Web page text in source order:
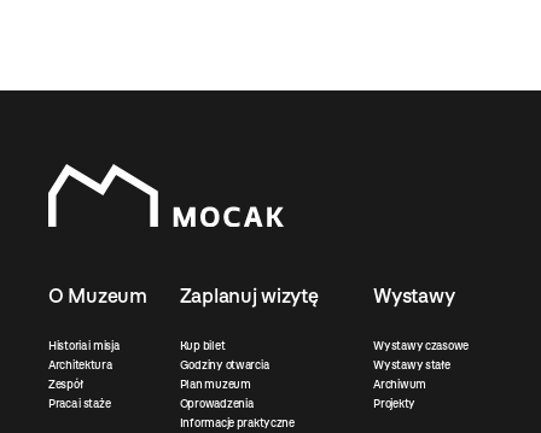
O Muzeum
Historia i misja
Architektura
Zespół
Praca i staże
Zaplanuj wizytę
Kup bilet
Godziny otwarcia
Plan muzeum
Oprowadzenia
Informacje praktyczne
Wystawy
Wystawy czasowe
Wystawy stałe
Archiwum
Projekty